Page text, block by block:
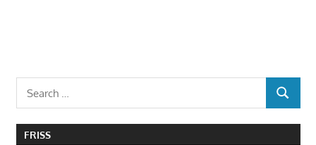
SEARCH
FRISS